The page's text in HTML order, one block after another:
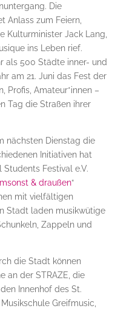
Die
Anlass zum Feiern,
Kulturminister Jack Lang,
ins Leben rief.
als 500 Städte inner- und
am 21. Juni das Fest der
Profis, Amateur*innen –
Tag die Straßen ihrer
nächsten Dienstag die
Initiativen hat
Festival e.V.
& draußen“
mit vielfältigen
Stadt laden musikwütige
Zappeln und
die Stadt können
an der STRAZE, die
Innenhof des St.
Greifmusic,